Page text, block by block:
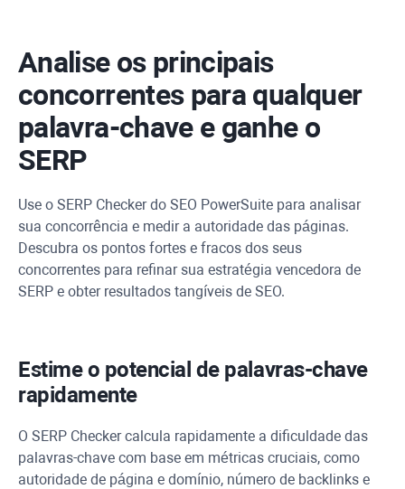
Analise os principais
concorrentes para qualquer
palavra-chave e ganhe o
SERP
Use o SERP Checker do SEO PowerSuite para analisar
sua concorrência e medir a autoridade das páginas.
Descubra os pontos fortes e fracos dos seus
concorrentes para refinar sua estratégia vencedora de
SERP e obter resultados tangíveis de SEO.
Estime o potencial de palavras-chave
rapidamente
O SERP Checker calcula rapidamente a dificuldade das
palavras-chave com base em métricas cruciais, como
autoridade de página e domínio, número de backlinks e